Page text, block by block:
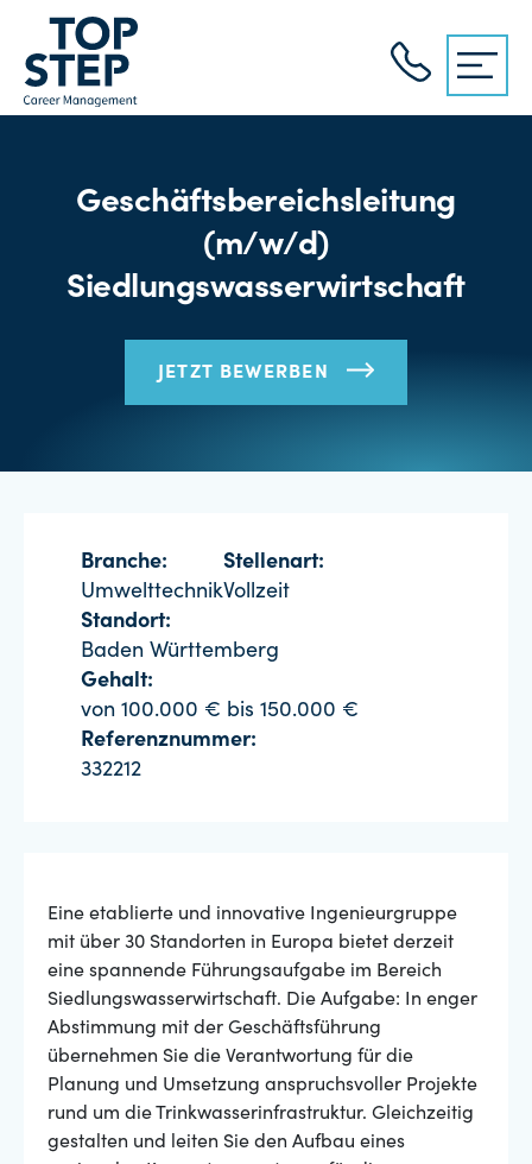
Geschäftsbereichsleitung
(m/w/d)
Siedlungswasserwirtschaft
JETZT BEWERBEN
Branche:
Umwelttechnik
Stellenart:
Vollzeit
Standort:
Baden Württemberg
Gehalt:
von 100.000 € bis 150.000 €
Referenznummer:
332212
Eine etablierte und innovative Ingenieurgruppe
mit über 30 Standorten in Europa bietet derzeit
eine spannende Führungsaufgabe im Bereich
Siedlungswasserwirtschaft. Die Aufgabe: In enger
Abstimmung mit der Geschäftsführung
übernehmen Sie die Verantwortung für die
Planung und Umsetzung anspruchsvoller Projekte
rund um die Trinkwasserinfrastruktur. Gleichzeitig
gestalten und leiten Sie den Aufbau eines